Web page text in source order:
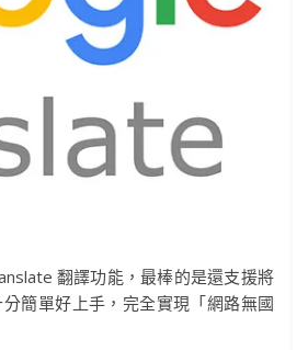
翻譯功能，最棒的是還支援將
簡單好上手，完全實現「網路無國